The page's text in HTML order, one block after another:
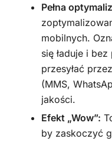
Pełna
mobilnych.
się ładuje i
przesyłać
(MMS,
jakości.
Efekt „Wow”:
by zaskoczyć